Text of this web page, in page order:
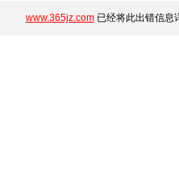
www.365jz.com已经将此出错信息